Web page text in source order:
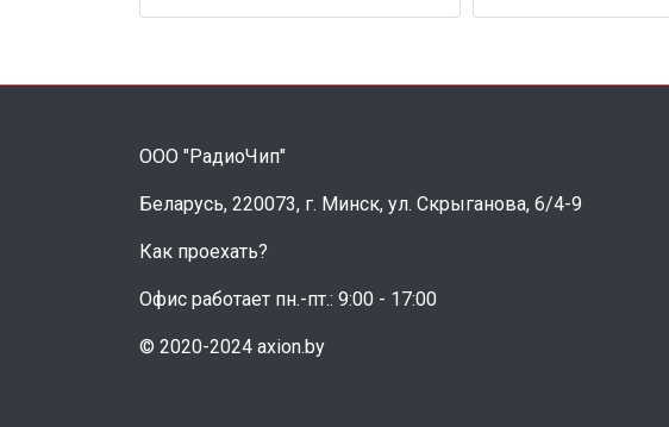
ООО "РадиоЧип"
Беларусь, 220073, г. Минск, ул. Скрыганова, 6/4-9
Как проехать?
Офис работает пн.-пт.: 9:00 - 17:00
© 2020-2024 axion.by